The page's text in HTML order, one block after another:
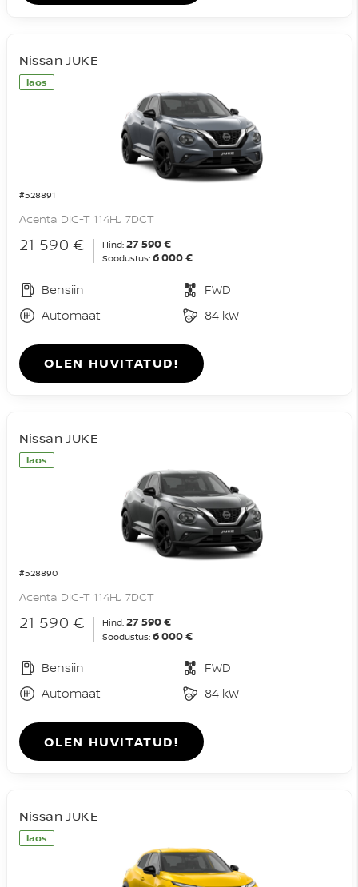
laos
#528891
Nissan JUKE
Acenta DIG-T 114HJ 7DCT
21 590 € Hind: 27 590 €
Soodustus: 6 000 €
Bensiin
FWD
Automaat
84 kW
OLEN HUVITATUD!
laos
#528890
Nissan JUKE
Acenta DIG-T 114HJ 7DCT
21 590 € Hind: 27 590 €
Soodustus: 6 000 €
Bensiin
FWD
Automaat
84 kW
OLEN HUVITATUD!
laos
Nissan JUKE